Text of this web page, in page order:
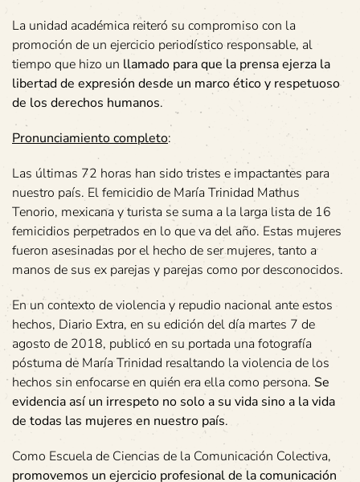
La unidad académica reiteró su compromiso con la
promoción de un ejercicio periodístico responsable, al
tiempo que hizo un llamado para que la prensa ejerza la
libertad de expresión desde un marco ético y respetuoso
de los derechos humanos.
Pronunciamiento completo:
Las últimas 72 horas han sido tristes e impactantes para
nuestro país. El femicidio de María Trinidad Mathus
Tenorio, mexicana y turista se suma a la larga lista de 16
femicidios perpetrados en lo que va del año. Estas mujeres
fueron asesinadas por el hecho de ser mujeres, tanto a
manos de sus ex parejas y parejas como por desconocidos.
En un contexto de violencia y repudio nacional ante estos
hechos, Diario Extra, en su edición del día martes 7 de
agosto de 2018, publicó en su portada una fotografía
póstuma de María Trinidad resaltando la violencia de los
hechos sin enfocarse en quién era ella como persona. Se
evidencia así un irrespeto no solo a su vida sino a la vida
de todas las mujeres en nuestro país.
Como Escuela de Ciencias de la Comunicación Colectiva,
promovemos un ejercicio profesional de la comunicación